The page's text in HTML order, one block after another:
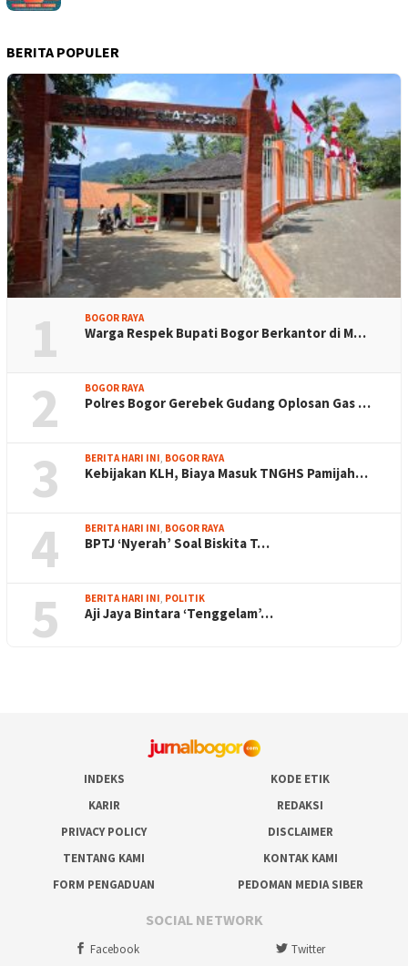
BERITA POPULER
1 BOGOR RAYA
Warga Respek Bupati Bogor Berkantor di M…
2 BOGOR RAYA
Polres Bogor Gerebek Gudang Oplosan Gas …
3 BERITA HARI INI, BOGOR RAYA
Kebijakan KLH, Biaya Masuk TNGHS Pamijah…
4 BERITA HARI INI, BOGOR RAYA
BPTJ ‘Nyerah’ Soal Biskita T…
5 BERITA HARI INI, POLITIK
Aji Jaya Bintara ‘Tenggelam’…
INDEKS
KODE ETIK
KARIR
REDAKSI
PRIVACY POLICY
DISCLAIMER
TENTANG KAMI
KONTAK KAMI
FORM PENGADUAN
PEDOMAN MEDIA SIBER
SOCIAL NETWORK
Facebook Twitter